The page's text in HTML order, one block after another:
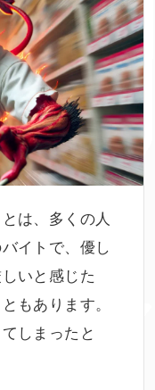
は、多くの人
イトで、優し
いと感じた
もあります。
しまったと